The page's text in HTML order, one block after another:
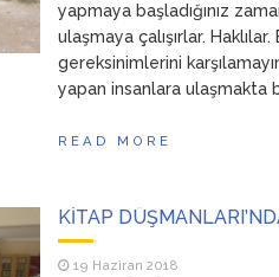
yapmaya başladığınız
ulaşmaya çalışırlar.
gereksinimlerini
yapan insanlara ulaşmakta
READ MORE
KİTAP
19 Haziran 2018